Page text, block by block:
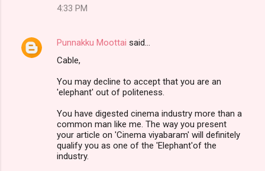
4:33 PM
Punnakku Moottai said…
Cable,
You may decline to accept that you are an
'elephant' out of politeness.
You have digested cinema industry more than a
common man like me. The way you present
your article on 'Cinema viyabaram' will definitely
qualify you as one of the 'Elephant'of the
industry.